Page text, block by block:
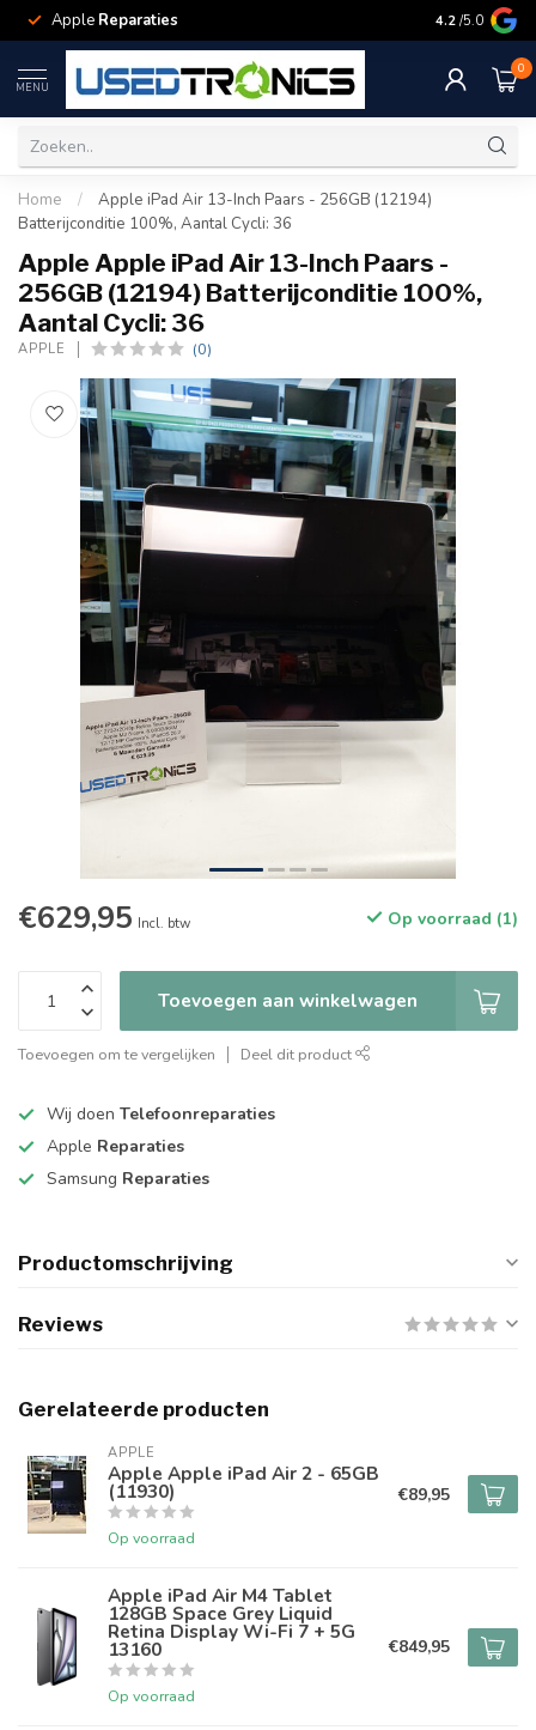
Apple Reparaties Samsung
4.2 /5.0
MENU
0
Home /
Apple iPad Air 13-Inch Paars - 256GB (12194)
Batterijconditie 100%, Aantal Cycli: 36
Apple Apple iPad Air 13-Inch Paars -
256GB (12194) Batterijconditie 100%,
Aantal Cycli: 36
APPLE (0)
€629,95 Incl. btw Op voorraad (1)
Toevoegen aan winkelwagen
Toevoegen om te vergelijken Deel dit product
Wij doen Telefoonreparaties
Apple Reparaties
Samsung Reparaties
Productomschrijving
Reviews
Gerelateerde producten
APPLE
Apple Apple iPad Air 2 - 65GB
(11930)
Op voorraad
€89,95
Apple iPad Air M4 Tablet
128GB Space Grey Liquid
Retina Display Wi-Fi 7 + 5G
13160
Op voorraad
€849,95